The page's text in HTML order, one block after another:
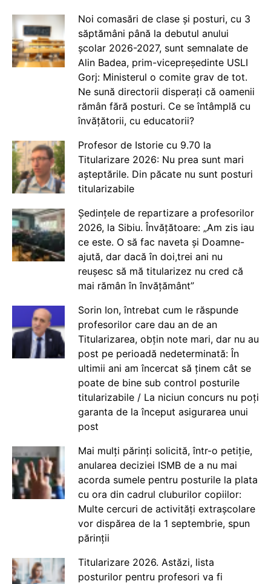
Noi comasări de clase și posturi, cu 3
săptămâni până la debutul anului
școlar 2026-2027, sunt semnalate de
Alin Badea, prim-vicepreședinte USLI
Gorj: Ministerul o comite grav de tot.
Ne sună directorii disperați că oamenii
rămân fără posturi. Ce se întâmplă cu
învățătorii, cu educatorii?
Profesor de Istorie cu 9.70 la
Titularizare 2026: Nu prea sunt mari
așteptările. Din păcate nu sunt posturi
titularizabile
Ședințele de repartizare a profesorilor
2026, la Sibiu. Învățătoare: „Am zis iau
ce este. O să fac naveta și Doamne-
ajută, dar dacă în doi,trei ani nu
reușesc să mă titularizez nu cred că
mai rămân în învățământ”
Sorin Ion, întrebat cum le răspunde
profesorilor care dau an de an
Titularizarea, obțin note mari, dar nu au
post pe perioadă nedeterminată: În
ultimii ani am încercat să ținem cât se
poate de bine sub control posturile
titularizabile / La niciun concurs nu poți
garanta de la început asigurarea unui
post
Mai mulți părinți solicită, într-o petiție,
anularea deciziei ISMB de a nu mai
acorda sumele pentru posturile la plata
cu ora din cadrul cluburilor copiilor:
Multe cercuri de activități extrașcolare
vor dispărea de la 1 septembrie, spun
părinții
Titularizare 2026. Astăzi, lista
posturilor pentru profesori va fi